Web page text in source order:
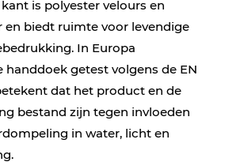
is polyester velours en
en biedt ruimte voor levendige
In Europa
handdoek getest volgens de EN
dat het product en de
bestand zijn tegen invloeden
in water, licht en